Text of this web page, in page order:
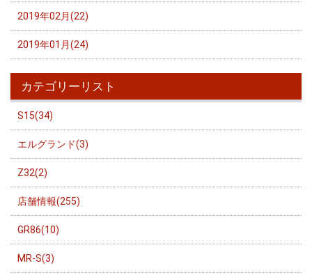
2019年02月(22)
2019年01月(24)
カテゴリーリスト
S15(34)
エルグランド(3)
Z32(2)
店舗情報(255)
GR86(10)
MR-S(3)